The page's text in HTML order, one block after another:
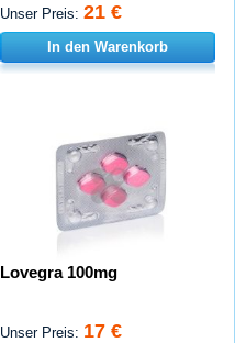
Unser Preis: 21 €
In den Warenkorb
Lovegra 100mg
Unser Preis: 17 €